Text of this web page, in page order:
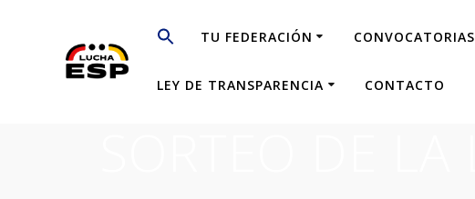
contenido
TU FEDERACIÓN CONVOCATORIAS
LEY DE TRANSPARENCIA CONTACTO